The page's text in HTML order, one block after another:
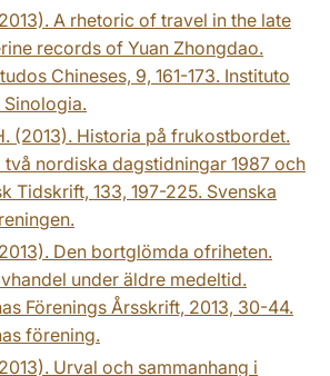
A rhetoric of travel in the late
records of Yuan Zhongdao.
Chineses, 9, 161-173. Instituto
Sinologia.
(2013). Historia på frukostbordet.
nordiska dagstidningar 1987 och
Tidskrift, 133, 197-225. Svenska
Den bortglömda ofriheten.
under äldre medeltid.
Förenings Årsskrift, 2013, 30-44.
förening.
Urval och sammanhang i